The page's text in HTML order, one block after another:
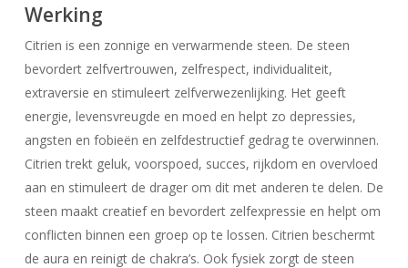
Werking
Citrien is een zonnige en verwarmende steen. De steen
bevordert zelfvertrouwen, zelfrespect, individualiteit,
extraversie en stimuleert zelfverwezenlijking. Het geeft
energie, levensvreugde en moed en helpt zo depressies,
angsten en fobieën en zelfdestructief gedrag te overwinnen.
Citrien trekt geluk, voorspoed, succes, rijkdom en overvloed
aan en stimuleert de drager om dit met anderen te delen. De
steen maakt creatief en bevordert zelfexpressie en helpt om
conflicten binnen een groep op te lossen. Citrien beschermt
de aura en reinigt de chakra’s. Ook fysiek zorgt de steen